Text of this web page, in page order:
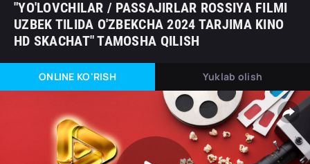
"YO'LOVCHILAR / PASSAJIRLAR ROSSIYA FILMI
UZBEK TILIDA O'ZBEKCHA 2024 TARJIMA KINO
HD SKACHAT" TAMOSHA QILISH
ONLINE KO'RISH Yuklab olish